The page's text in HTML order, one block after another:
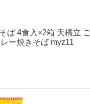
4食入×2箱 天橋立
ー焼きそば myz11